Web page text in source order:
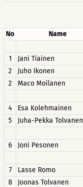
No Name
1
Jani Tiainen
2
Juho Ikonen
2
Maco Moilanen
4
Esa Kolehmainen
5
Juha-Pekka Tolvanen
6
Joni Pesonen
7
Lasse Romo
8
Joonas Tolvanen